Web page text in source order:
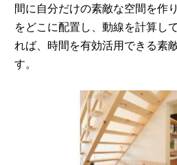
間に自分だけの素敵な空間を作
をどこに配置し、動線を計算し
れば、時間を有効活用できる素
す。